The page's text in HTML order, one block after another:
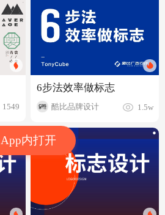
App内打开
1549
6步法效率做标志
酷比品牌设计 1.5w